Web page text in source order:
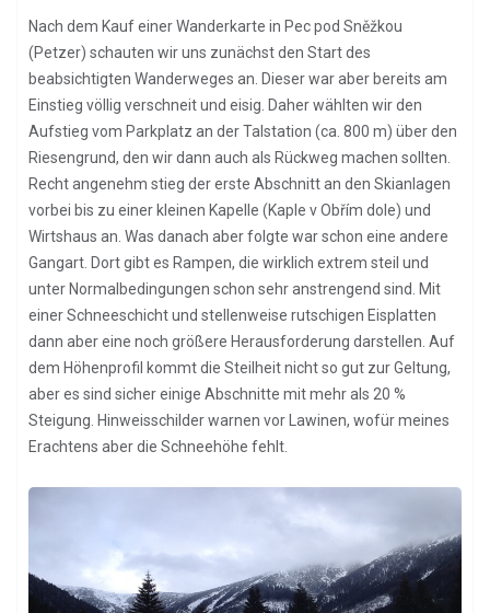
Nach dem Kauf einer Wanderkarte in Pec pod Sněžkou
(Petzer) schauten wir uns zunächst den Start des
beabsichtigten Wanderweges an. Dieser war aber bereits am
Einstieg völlig verschneit und eisig. Daher wählten wir den
Aufstieg vom Parkplatz an der Talstation (ca. 800 m) über den
Riesengrund, den wir dann auch als Rückweg machen sollten.
Recht angenehm stieg der erste Abschnitt an den Skianlagen
vorbei bis zu einer kleinen Kapelle (Kaple v Obřím dole) und
Wirtshaus an. Was danach aber folgte war schon eine andere
Gangart. Dort gibt es Rampen, die wirklich extrem steil und
unter Normalbedingungen schon sehr anstrengend sind. Mit
einer Schneeschicht und stellenweise rutschigen Eisplatten
dann aber eine noch größere Herausforderung darstellen. Auf
dem Höhenprofil kommt die Steilheit nicht so gut zur Geltung,
aber es sind sicher einige Abschnitte mit mehr als 20 %
Steigung. Hinweisschilder warnen vor Lawinen, wofür meines
Erachtens aber die Schneehöhe fehlt.